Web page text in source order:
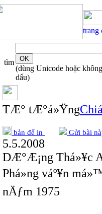
trang
tìm
(dùng Unicode hoặc không
dấu)
TÆ° tÆ°á»Ÿng
bản để in Gửi bài
5.5.2008
DÆ°Æ¡ng Thá»¥c
Phá»ng váº¥n
nÄƒm 1975